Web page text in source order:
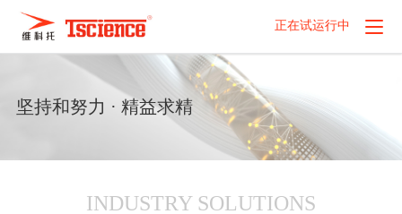
正在试运行中
坚持和努力 · 精益求精
INDUSTRY SOLUTIONS